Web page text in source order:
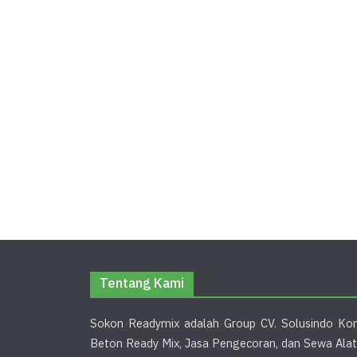
Tentang Kami
Sokon Readymix adalah Group CV. Solusindo
Beton Ready Mix, Jasa Pengecoran, dan Sewa